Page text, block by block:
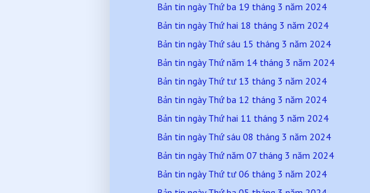
Bản tin ngày Thứ ba 19 tháng 3 năm 2024
Bản tin ngày Thứ hai 18 tháng 3 năm 2024
Bản tin ngày Thứ sáu 15 tháng 3 năm 2024
Bản tin ngày Thứ năm 14 tháng 3 năm 2024
Bản tin ngày Thứ tư 13 tháng 3 năm 2024
Bản tin ngày Thứ ba 12 tháng 3 năm 2024
Bản tin ngày Thứ hai 11 tháng 3 năm 2024
Bản tin ngày Thứ sáu 08 tháng 3 năm 2024
Bản tin ngày Thứ năm 07 tháng 3 năm 2024
Bản tin ngày Thứ tư 06 tháng 3 năm 2024